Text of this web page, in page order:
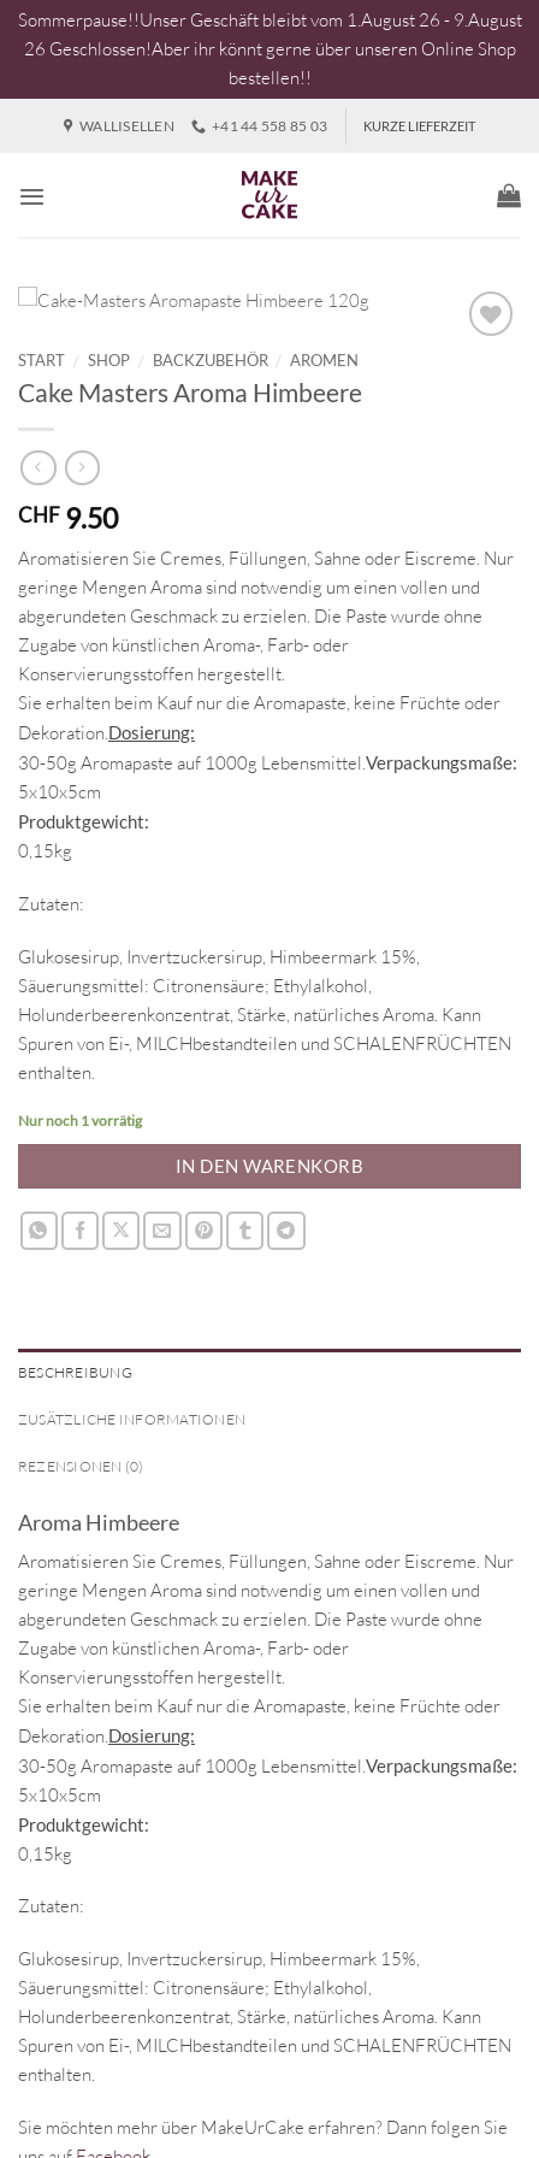
Sommerpause!!Unser Geschäft bleibt vom 1.August 26 - 9.August
26 Geschlossen!Aber ihr könnt gerne über unseren Online Shop
bestellen!!
WALLISELLEN +41 44 558 85 03 KURZE LIEFERZEIT
START / SHOP / BACKZUBEHÖR / AROMEN
Cake Masters Aroma Himbeere
CHF 9.50
Aromatisieren Sie Cremes, Füllungen, Sahne oder Eiscreme. Nur
geringe Mengen Aroma sind notwendig um einen vollen und
abgerundeten Geschmack zu erzielen. Die Paste wurde ohne
Zugabe von künstlichen Aroma-, Farb- oder
Konservierungsstoffen hergestellt.
Sie erhalten beim Kauf nur die Aromapaste, keine Früchte oder
Dekoration.Dosierung:
30-50g Aromapaste auf 1000g Lebensmittel.Verpackungsmaße:
5x10x5cm
Produktgewicht:
0,15kg
Zutaten:
Glukosesirup, Invertzuckersirup, Himbeermark 15%,
Säuerungsmittel: Citronensäure; Ethylalkohol,
Holunderbeerenkonzentrat, Stärke, natürliches Aroma. Kann
Spuren von Ei-, MILCHbestandteilen und SCHALENFRÜCHTEN
enthalten.
Nur noch 1 vorrätig
IN DEN WARENKORB
BESCHREIBUNG
ZUSÄTZLICHE INFORMATIONEN
REZENSIONEN (0)
Aroma Himbeere
Aromatisieren Sie Cremes, Füllungen, Sahne oder Eiscreme. Nur
geringe Mengen Aroma sind notwendig um einen vollen und
abgerundeten Geschmack zu erzielen. Die Paste wurde ohne
Zugabe von künstlichen Aroma-, Farb- oder
Konservierungsstoffen hergestellt.
Sie erhalten beim Kauf nur die Aromapaste, keine Früchte oder
Dekoration. Dosierung:
30-50g Aromapaste auf 1000g Lebensmittel. Verpackungsmaße:
5x10x5cm
Produktgewicht:
0,15kg
Zutaten:
Glukosesirup, Invertzuckersirup, Himbeermark 15%,
Säuerungsmittel: Citronensäure; Ethylalkohol,
Holunderbeerenkonzentrat, Stärke, natürliches Aroma. Kann
Spuren von Ei-, MILCHbestandteilen und SCHALENFRÜCHTEN
enthalten.
Sie möchten mehr über MakeUrCake erfahren? Dann folgen Sie